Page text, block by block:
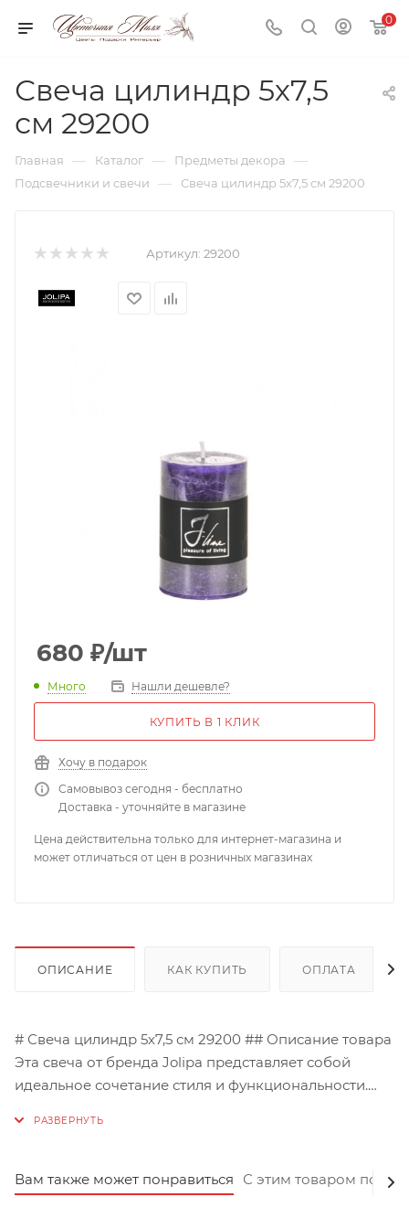
0
Свеча цилиндр 5х7,5
см 29200
Главная — Каталог — Предметы декора —
Подсвечники и свечи — Свеча цилиндр 5х7,5 см 29200
Артикул: 29200
680 ₽/шт
Много Нашли дешевле?
КУПИТЬ В 1 КЛИК
Хочу в подарок
Самовывоз сегодня - бесплатно
Доставка - уточняйте в магазине
Цена действительна только для интернет-магазина и
может отличаться от цен в розничных магазинах
ОПИСАНИЕ КАК КУПИТЬ ОПЛАТА
# Свеча цилиндр 5х7,5 см 29200 ## Описание товара
Эта свеча от бренда Jolipa представляет собой
идеальное сочетание стиля и функциональности.
свечи – насыщенный синий, что позволяет ей стать
ярким акцентом в любом интерьере. Она будет
Вам также может понравиться С этим товаром